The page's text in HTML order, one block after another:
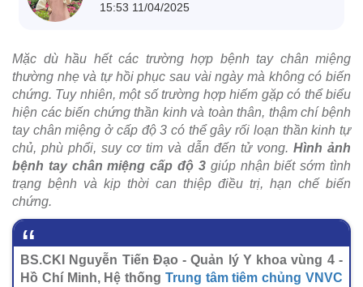
15:53 11/04/2025
Mặc dù hầu hết các trường hợp bệnh tay chân miệng
thường nhẹ và tự hồi phục sau vài ngày mà không có biến
chứng. Tuy nhiên, một số trường hợp hiếm gặp có thể biểu
hiện các biến chứng thần kinh và toàn thân, thậm chí bệnh
tay chân miệng ở cấp độ 3 có thể gây rối loạn thần kinh tự
chủ, phù phổi, suy cơ tim và dẫn đến tử vong. Hình ảnh
bệnh tay chân miệng cấp độ 3giúp nhận biết sớm tình
trạng bệnh và kịp thời can thiệp điều trị, hạn chế biến
chứng.
BS.CKI Nguyễn Tiến Đạo - Quản lý Y khoa vùng 4 -
Hồ Chí Minh, Hệ thống Trung tâm tiêm chủng VNVC